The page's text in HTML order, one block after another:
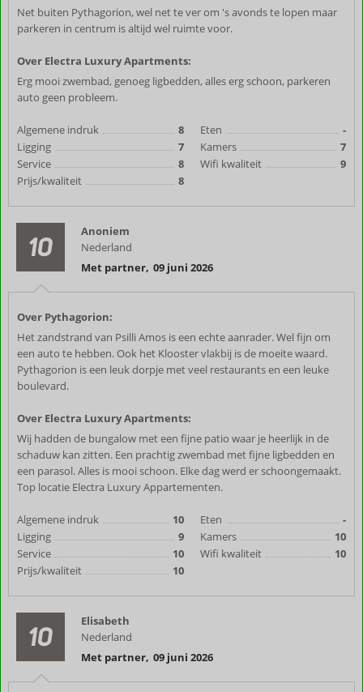
Net buiten Pythagorion, wel net te ver om 's avonds te lopen maar
parkeren in centrum is altijd wel ruimte voor.
Over Electra Luxury Apartments:
Erg mooi zwembad, genoeg ligbedden, alles erg schoon, parkeren
auto geen probleem.
Algemene indruk
8
Ligging
7
Service
8
Prijs/kwaliteit
8
Eten
-
Kamers
7
Wifi kwaliteit
9
10
Anoniem
Nederland
Met partner, 09 juni 2026
Over Pythagorion:
Het zandstrand van Psilli Amos is een echte aanrader. Wel fijn om
een auto te hebben. Ook het Klooster vlakbij is de moeite waard.
Pythagorion is een leuk dorpje met veel restaurants en een leuke
boulevard.
Over Electra Luxury Apartments:
Wij hadden de bungalow met een fijne patio waar je heerlijk in de
schaduw kan zitten. Een prachtig zwembad met fijne ligbedden en
een parasol. Alles is mooi schoon. Elke dag werd er schoongemaakt.
Top locatie Electra Luxury Appartementen.
Algemene indruk
10
Ligging
9
Service
10
Prijs/kwaliteit
10
Eten
-
Kamers
10
Wifi kwaliteit
10
10
Elisabeth
Nederland
Met partner, 09 juni 2026